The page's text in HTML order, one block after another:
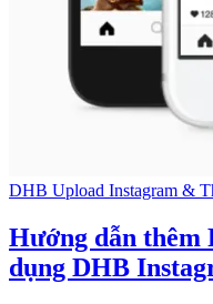
DHB Upload Instagram &
Hướng dẫn thêm
dụng DHB